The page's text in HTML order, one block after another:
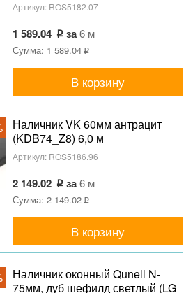
Артикул: ROS5182.07
1 589.04 за6 м
Сумма: 1 589.04
В корзину
Наличник VK 60мм антрацит
(KDB74_Z8) 6,0 м
Артикул: ROS5186.96
2 149.02 за6 м
Сумма: 2 149.02
В корзину
Наличник оконный Qunell N-
75мм, дуб шефилд светлый (LG